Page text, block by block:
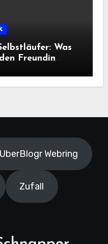
Was
Freundin
UberBlogr Webring
Zufall